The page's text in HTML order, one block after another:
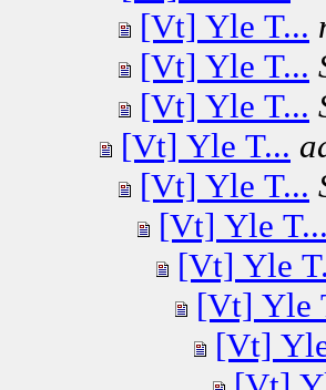
[Vt] Yle T...
[Vt] Yle T...
[Vt] Yle T...
[Vt] Yle T...
[Vt] Yle T...
[Vt] Yle T...
[Vt] Yle
[Vt] Yle
[Vt]